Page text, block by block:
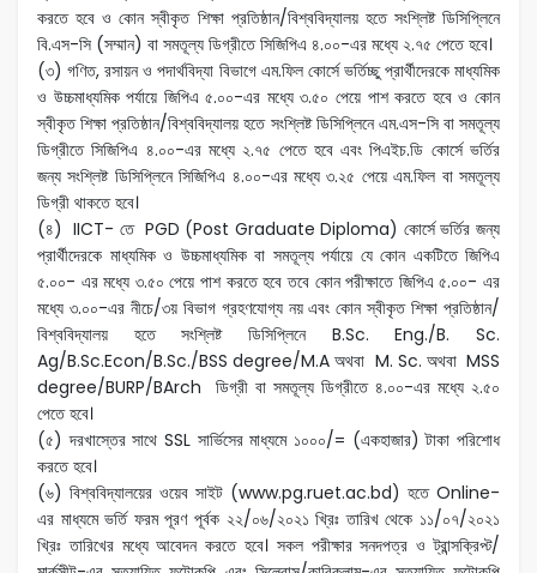
করতে হবে ও কোন স্বীকৃত শিক্ষা প্রতিষ্ঠান/বিশ্ববিদ্যালয় হতে সংশ্লিষ্ট ডিসিপ্লিনে
বি.এস-সি (সম্মান) বা সমতূল্য ডিগ্রীতে সিজিপিএ ৪.০০-এর মধ্যে ২.৭৫ পেতে হবে।
(৩) গণিত, রসায়ন ও পদার্থবিদ্যা বিভাগে এম.ফিল কোর্সে ভর্তিচ্ছু প্রার্থীদেরকে মাধ্যমিক
ও উচ্চমাধ্যমিক পর্যায়ে জিপিএ ৫.০০-এর মধ্যে ৩.৫০ পেয়ে পাশ করতে হবে ও কোন
স্বীকৃত শিক্ষা প্রতিষ্ঠান/বিশ্ববিদ্যালয় হতে সংশ্লিষ্ট ডিসিপ্লিনে এম.এস-সি বা সমতূল্য
ডিগ্রীতে সিজিপিএ ৪.০০-এর মধ্যে ২.৭৫ পেতে হবে এবং পিএইচ.ডি কোর্সে ভর্তির
জন্য সংশ্লিষ্ট ডিসিপ্লিনে সিজিপিএ ৪.০০-এর মধ্যে ৩.২৫ পেয়ে এম.ফিল বা সমতূল্য
ডিগ্রী থাকতে হবে।
(৪) IICT- তে PGD (Post Graduate Diploma) কোর্সে ভর্তির জন্য
প্রার্থীদেরকে মাধ্যমিক ও উচ্চমাধ্যমিক বা সমতূল্য পর্যায়ে যে কোন একটিতে জিপিএ
৫.০০- এর মধ্যে ৩.৫০ পেয়ে পাশ করতে হবে তবে কোন পরীক্ষাতে জিপিএ ৫.০০- এর
মধ্যে ৩.০০-এর নীচে/৩য় বিভাগ গ্রহণযোগ্য নয় এবং কোন স্বীকৃত শিক্ষা প্রতিষ্ঠান/
বিশ্ববিদ্যালয় হতে সংশ্লিষ্ট ডিসিপ্লিনে B.Sc. Eng./B. Sc.
Ag/B.Sc.Econ/B.Sc./BSS degree/M.A অথবা M. Sc. অথবা MSS
degree/BURP/BArch ডিগ্রী বা সমতূল্য ডিগ্রীতে ৪.০০-এর মধ্যে ২.৫০
পেতে হবে।
(৫) দরখাস্তের সাথে SSL সার্ভিসের মাধ্যমে ১০০০/= (একহাজার) টাকা পরিশোধ
করতে হবে।
(৬) বিশ্ববিদ্যালয়ের ওয়েব সাইট (www.pg.ruet.ac.bd) হতে Online-
এর মাধ্যমে ভর্তি ফরম পূরণ পূর্বক ২২/০৬/২০২১ খ্রিঃ তারিখ থেকে ১১/০৭/২০২১
খ্রিঃ তারিখের মধ্যে আবেদন করতে হবে। সকল পরীক্ষার সনদপত্র ও ট্রান্সক্রিপ্ট/